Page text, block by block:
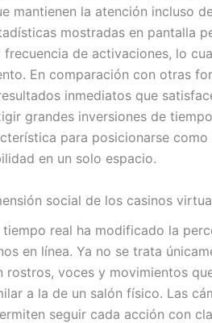
mantienen la atención incluso
mostradas en pantalla
de activaciones, lo
En comparación con otras
inmediatos que
grandes inversiones de
para posicionarse como
en un solo espacio.
social de los casinos
real ha modificado la
en línea. Ya no se trata
rostros, voces y movimientos
a la de un salón físico. Las
seguir cada acción con